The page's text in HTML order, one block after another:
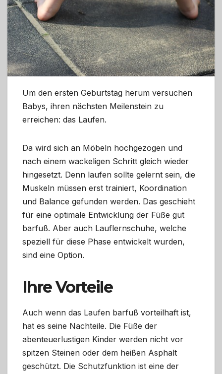
Um den ersten Geburtstag herum versuchen
Babys, ihren nächsten Meilenstein zu
erreichen: das Laufen.
Da wird sich an Möbeln hochgezogen und
nach einem wackeligen Schritt gleich wieder
hingesetzt. Denn laufen sollte gelernt sein, die
Muskeln müssen erst trainiert, Koordination
und Balance gefunden werden. Das geschieht
für eine optimale Entwicklung der Füße gut
barfuß. Aber auch Lauflernschuhe, welche
speziell für diese Phase entwickelt wurden,
sind eine Option.
Ihre Vorteile
Auch wenn das Laufen barfuß vorteilhaft ist,
hat es seine Nachteile. Die Füße der
abenteuerlustigen Kinder werden nicht vor
spitzen Steinen oder dem heißen Asphalt
geschützt. Die Schutzfunktion ist eine der